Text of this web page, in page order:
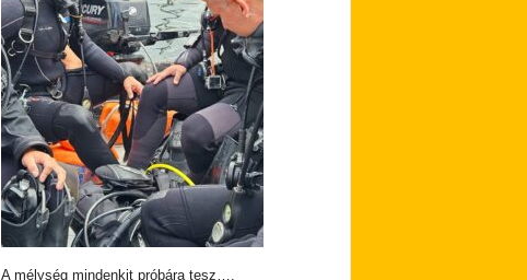
A mélység mindenkit próbára tesz….